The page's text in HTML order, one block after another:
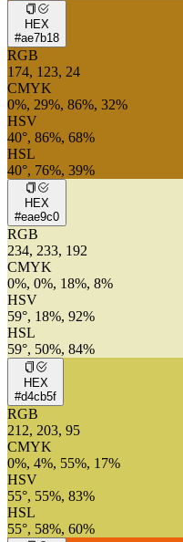
HEX
#ae7b18
RGB
174, 123, 24
CMYK
0%, 29%, 86%, 32%
HSV
40°, 86%, 68%
HSL
40°, 76%, 39%
HEX
#eae9c0
RGB
234, 233, 192
CMYK
0%, 0%, 18%, 8%
HSV
59°, 18%, 92%
HSL
59°, 50%, 84%
HEX
#d4cb5f
RGB
212, 203, 95
CMYK
0%, 4%, 55%, 17%
HSV
55°, 55%, 83%
HSL
55°, 58%, 60%